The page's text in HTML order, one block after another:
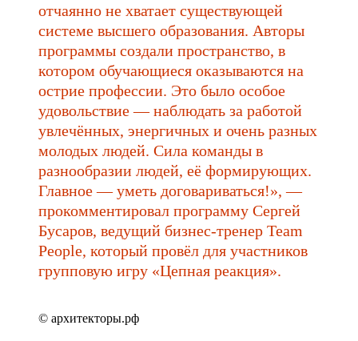
отчаянно не хватает существующей
системе высшего образования. Авторы
программы создали пространство, в
котором обучающиеся оказываются на
острие профессии. Это было особое
удовольствие — наблюдать за работой
увлечённых, энергичных и очень разных
молодых людей. Сила команды в
разнообразии людей, её формирующих.
Главное — уметь договариваться!», —
прокомментировал программу Сергей
Бусаров, ведущий бизнес-тренер Team
People, который провёл для участников
групповую игру «Цепная реакция».
© архитекторы.рф